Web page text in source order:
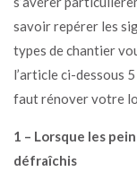
savoir repérer les
types de chantier
l’article ci-dessous
faut rénover votre
1 – Lorsque les
défraîchis